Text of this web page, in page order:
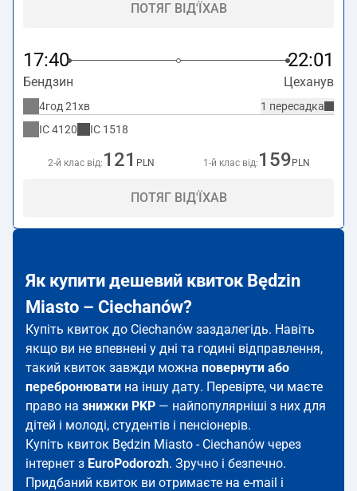
ПОТЯГ ВІД'ЇХАВ
17:40 22:01
Бендзин Цеханув
1 пересадка
4год 21хв
IC4120 IC 1518
2-й клас від: 121 PLN 1-й клас від: 159 PLN
ПОТЯГ ВІД'ЇХАВ
Як купити дешевий квиток Będzin
Miasto – Ciechanów?
Купіть квиток до Ciechanów заздалегідь. Навіть
якщо ви не впевнені у дні та годині відправлення,
такий квиток завжди можна повернути або
перебронювати на іншу дату. Перевірте, чи маєте
право на знижки PKP — найпопулярніші з них для
дітей і молоді, студентів і пенсіонерів.
Купіть квиток Będzin Miasto - Ciechanów через
інтернет з EuroPodorozh. Зручно і безпечно.
Придбаний квиток ви отримаєте на e-mail і